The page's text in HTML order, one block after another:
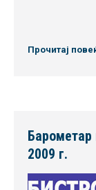
Прочитај
Барометар
2009 г.